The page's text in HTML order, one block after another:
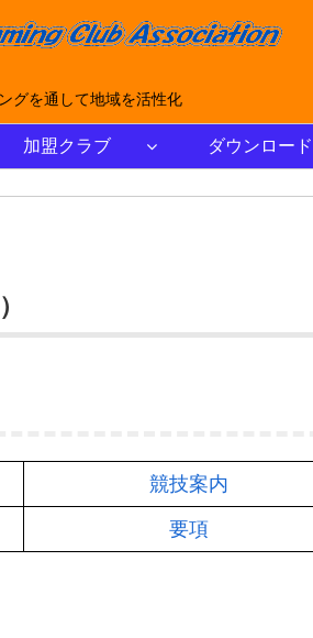
グを通して地域を活性化
加盟クラブ ダウンロード
競技案内
要項